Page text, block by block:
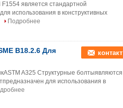
является стандартной
использования в конструктивных
Подробнее
B18.2.6 Для
контакт
A325 Структурные болтыявляются
для использования в